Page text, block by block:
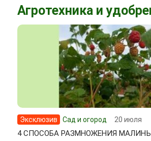
Агротехника и
Эксклюзив Сад и огород 20 июля
4 СПОСОБА РАЗМНОЖЕНИЯ